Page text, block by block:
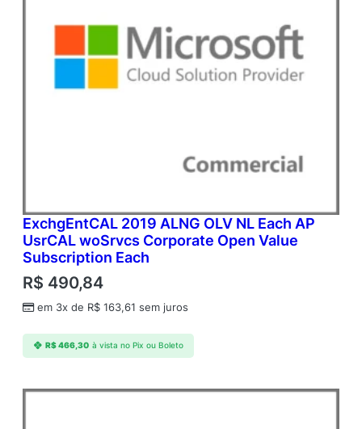
ExchgEntCAL 2019 ALNG OLV NL Each AP
UsrCAL woSrvcs Corporate Open Value
Subscription Each
R$ 490,84
em 3x de R$ 163,61 sem juros
R$466,30 à vista no Pix ou Boleto